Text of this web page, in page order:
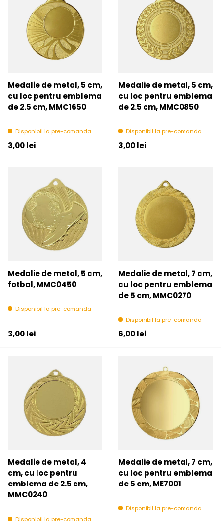
Medalie de metal, 5 cm,
cu loc pentru emblema
de 2.5 cm, MMC1650
Disponibil la pre-comanda
Pret initial
3,00 lei
Medalie de metal, 5 cm,
cu loc pentru emblema
de 2.5 cm, MMC0850
Disponibil la pre-comanda
Pret initial
3,00 lei
Medalie de metal, 5 cm,
fotbal, MMC0450
Disponibil la pre-comanda
Pret initial
3,00 lei
Medalie de metal, 7 cm,
cu loc pentru emblema
de 5 cm, MMC0270
Disponibil la pre-comanda
Pret initial
6,00 lei
Medalie de metal, 4
cm, cu loc pentru
emblema de 2.5 cm,
MMC0240
Disponibil la pre-comanda
Medalie de metal, 7 cm,
cu loc pentru emblema
de 5 cm, ME7001
Disponibil la pre-comanda